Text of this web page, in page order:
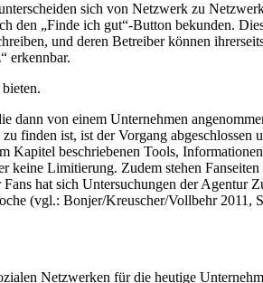
sich von Netzwerk zu
den „Finde ich gut“-Button bekunden.
und deren Betreiber können
erkennbar.
dann von einem Unternehmen
finden ist, ist der Vorgang abgeschlossen
Kapitel beschriebenen Tools,
keine Limitierung. Zudem stehen
hat sich Untersuchungen der Agentur
(vgl.: Bonjer/Kreuscher/Vollbehr 2011,
Netzwerken für die heutige